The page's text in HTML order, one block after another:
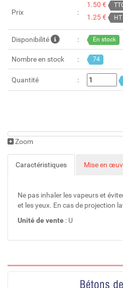
Prix
1.50 €
1.25 € HT
Disponibilité En stock
Nombre en stock 74
Quantité
Zoom
Caractéristiques Mise en
Ne pas inhaler les vapeurs et
et les yeux. En cas de projection
Unité de vente : U